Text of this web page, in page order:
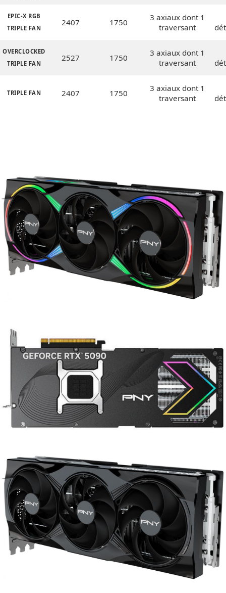
EPIC-X RGB
TRIPLE FAN
2407 1750
3 axiaux dont 1
traversant
OVERCLOCKED
TRIPLE FAN
2527 1750
3 axiaux dont 1
traversant
TRIPLE FAN 2407 1750
3 axiaux dont 1
traversant